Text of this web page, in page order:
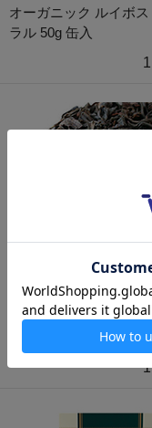
オーガニック ルイボス
ラル 50g 缶入
アールグレイ 50gイラ